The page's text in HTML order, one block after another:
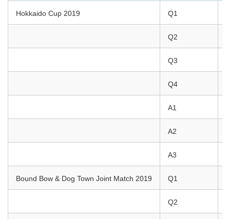
Hokkaido Cup 2019 Q1
Q2
Q3
Q4
A1
A2
A3
Bound Bow & Dog Town Joint Match 2019 Q1
Q2